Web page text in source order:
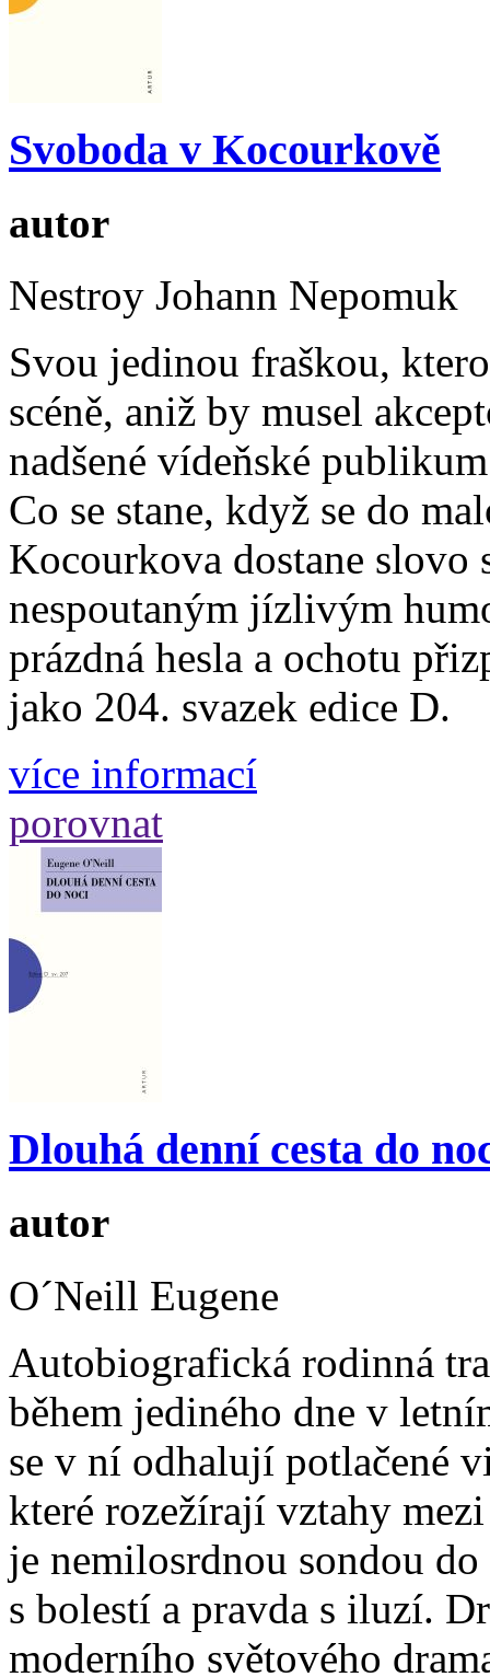
Svoboda v Kocourkově
autor
Nestroy Johann Nepomuk
Svou jedinou fraškou,
scéně, aniž by musel
nadšené vídeňské
Co se stane, když se do
Kocourkova dostane slovo
nespoutaným jízlivým
prázdná hesla a ochotu
jako 204. svazek edice D.
více informací
porovnat
Dlouhá denní cesta do
autor
O´Neill Eugene
Autobiografická rodinná
během jediného dne v
se v ní odhalují potlačené
které rozežírají vztahy
je nemilosrdnou sondou
s bolestí a pravda s iluzí.
moderního světového